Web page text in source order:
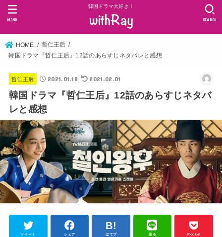
韓国ドラマ大好き！
SEARCH
MENU
HOME
哲仁王后
韓国ドラマ『哲仁王后』12話のあらすじネタバレと感想
哲仁王后 2021.01.18 2021.02.01
韓国ドラマ『哲仁王后』12話のあらすじネタバ
レと感想
ツイート シェア はてブ 送る Pocket